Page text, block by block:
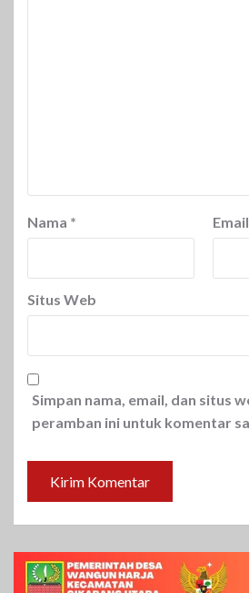
Nama * Email
Situs Web
Simpan nama, email, dan situs
peramban ini untuk komentar